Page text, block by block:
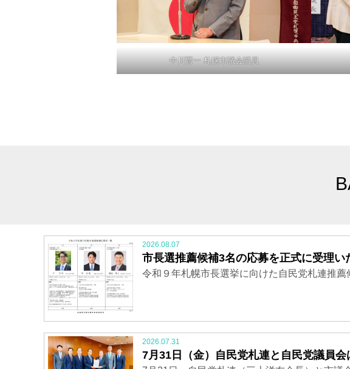
中川賢一 札幌市議会議員
2026.08.07
市長選推薦候補3名の応募を正式に受理い
令和９年札幌市長選挙に向けた自民党札連推薦
2026.07.31
7月31日（金）自民党札連と自民党議員